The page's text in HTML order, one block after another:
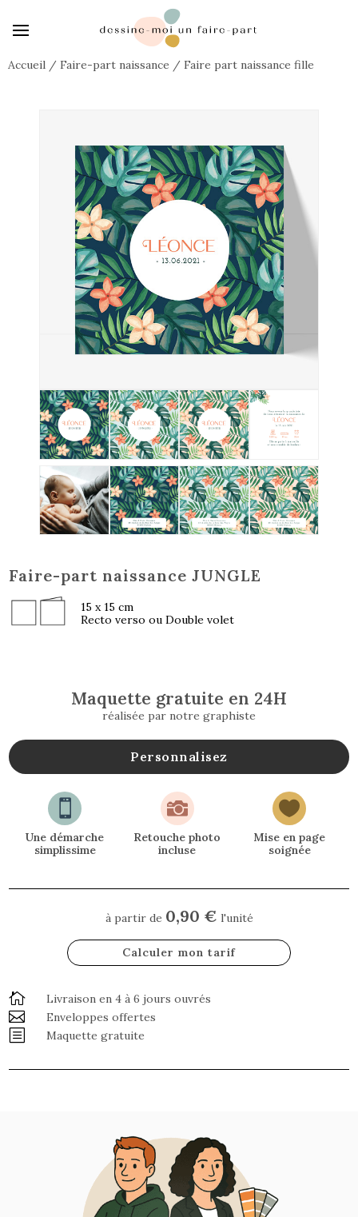
Accueil / Faire-part naissance / Faire part naissance fille
Faire-part naissance JUNGLE
15 x 15 cm
Recto verso ou Double volet
Maquette gratuite en 24H
réalisée par notre graphiste
Personnalisez

Une démarche
simplissime

Retouche photo
incluse

Mise en page
soignée
à partir de 0,90 € l'unité
Calculer mon tarif
 Livraison en 4 à 6 jours ouvrés
 Enveloppes offertes
b Maquette gratuite